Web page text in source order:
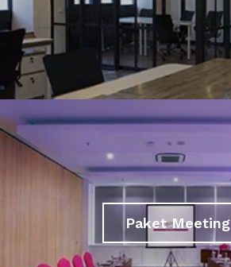
Paket Meeting